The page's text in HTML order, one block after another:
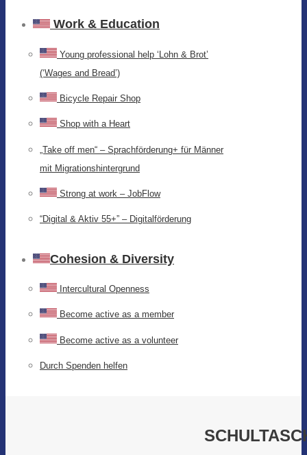
Work & Education
Young professional help ‘Lohn & Brot’
(‘Wages and Bread’)
Bicycle Repair Shop
Shop with a Heart
„Take off men“ – Sprachförderung+ für Männer
mit Migrationshintergrund
Strong at work – JobFlow
“Digital & Aktiv 55+” – Digitalförderung
Cohesion & Diversity
Intercultural Openness
Become active as a member
Become active as a volunteer
Durch Spenden helfen